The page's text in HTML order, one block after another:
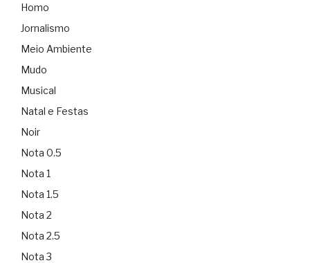
Homo
Jornalismo
Meio Ambiente
Mudo
Musical
Natal e Festas
Noir
Nota 0.5
Nota 1
Nota 1.5
Nota 2
Nota 2.5
Nota 3